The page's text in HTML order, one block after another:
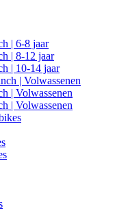
| 6-8 jaar
| 8-12 jaar
| 10-14 jaar
| Volwassenen
| Volwassenen
| Volwassenen